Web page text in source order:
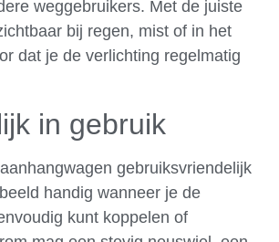
weggebruikers. Met de juiste
bij regen, mist of in het
dat je de verlichting regelmatig
in gebruik
gebruiksvriendelijk
handig wanneer je de
kunt koppelen of